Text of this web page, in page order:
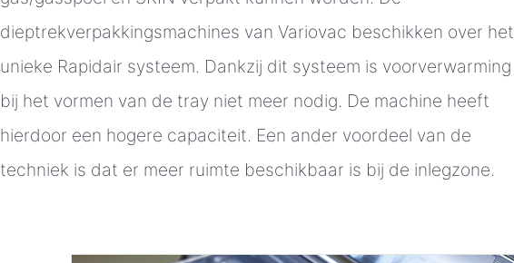
dieptrekverpakkingsmachines van Variovac beschikken over het
unieke Rapidair systeem. Dankzij dit systeem is voorverwarming
bij het vormen van de tray niet meer nodig. De machine heeft
hierdoor een hogere capaciteit. Een ander voordeel van de
techniek is dat er meer ruimte beschikbaar is bij de inlegzone.